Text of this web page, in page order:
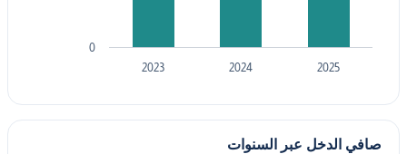
2023 2024 2025
0
صافي الدخل عبر السنوات